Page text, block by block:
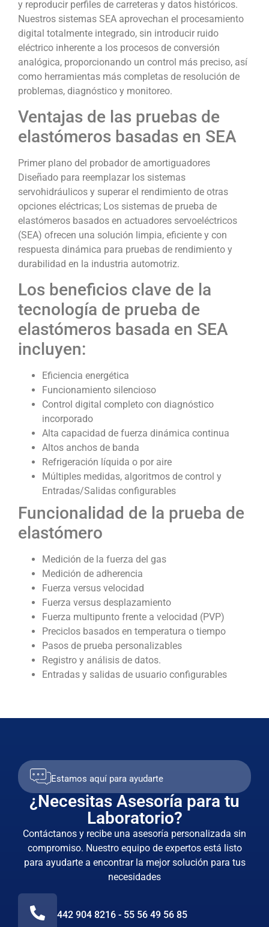
y reproducir perfiles de carreteras y datos históricos.
Nuestros sistemas SEA aprovechan el procesamiento
digital totalmente integrado, sin introducir ruido
eléctrico inherente a los procesos de conversión
analógica, proporcionando un control más preciso, así
como herramientas más completas de resolución de
problemas, diagnóstico y monitoreo.
Ventajas de las pruebas de
elastómeros basadas en SEA
Primer plano del probador de amortiguadores
Diseñado para reemplazar los sistemas
servohidráulicos y superar el rendimiento de otras
opciones eléctricas; Los sistemas de prueba de
elastómeros basados ​​en actuadores servoeléctricos
(SEA) ofrecen una solución limpia, eficiente y con
respuesta dinámica para pruebas de rendimiento y
durabilidad en la industria automotriz.
Los beneficios clave de la
tecnología de prueba de
elastómeros basada en SEA
incluyen:
Eficiencia energética
Funcionamiento silencioso
Control digital completo con diagnóstico
incorporado
Alta capacidad de fuerza dinámica continua
Altos anchos de banda
Refrigeración líquida o por aire
Múltiples medidas, algoritmos de control y
Entradas/Salidas configurables
Funcionalidad de la prueba de
elastómero
Medición de la fuerza del gas
Medición de adherencia
Fuerza versus velocidad
Fuerza versus desplazamiento
Fuerza multipunto frente a velocidad (PVP)
Preciclos basados ​​en temperatura o tiempo
Pasos de prueba personalizables
Registro y análisis de datos.
Entradas y salidas de usuario configurables
Estamos aquí para ayudarte
¿Necesitas Asesoría para tu
Laboratorio?
Contáctanos y recibe una asesoría personalizada sin
compromiso. Nuestro equipo de expertos está listo
para ayudarte a encontrar la mejor solución para tus
necesidades
442 904 8216 - 55 56 49 56 85